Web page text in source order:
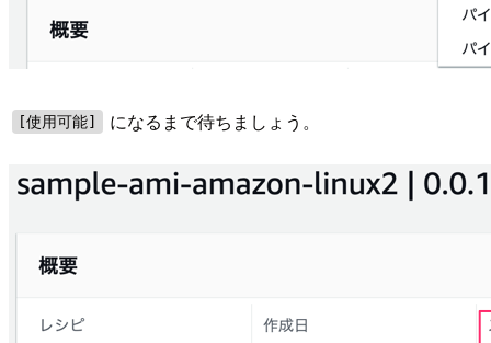
[使用可能] になるまで待ちましょう。